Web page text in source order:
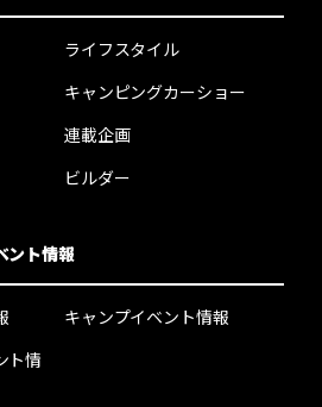
ライフスタイル
キャンピングカーショー
連載企画
ビルダー
ント情報
ト情
キャンプイベント情報